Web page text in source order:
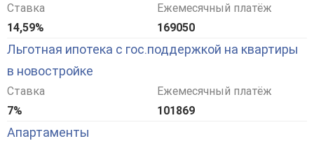
Ставка
14,59%
Ежемесячный платёж
169050
Льготная ипотека с гос.поддержкой на квартиры
в новостройке
Ставка
7%
Ежемесячный платёж
101869
Апартаменты